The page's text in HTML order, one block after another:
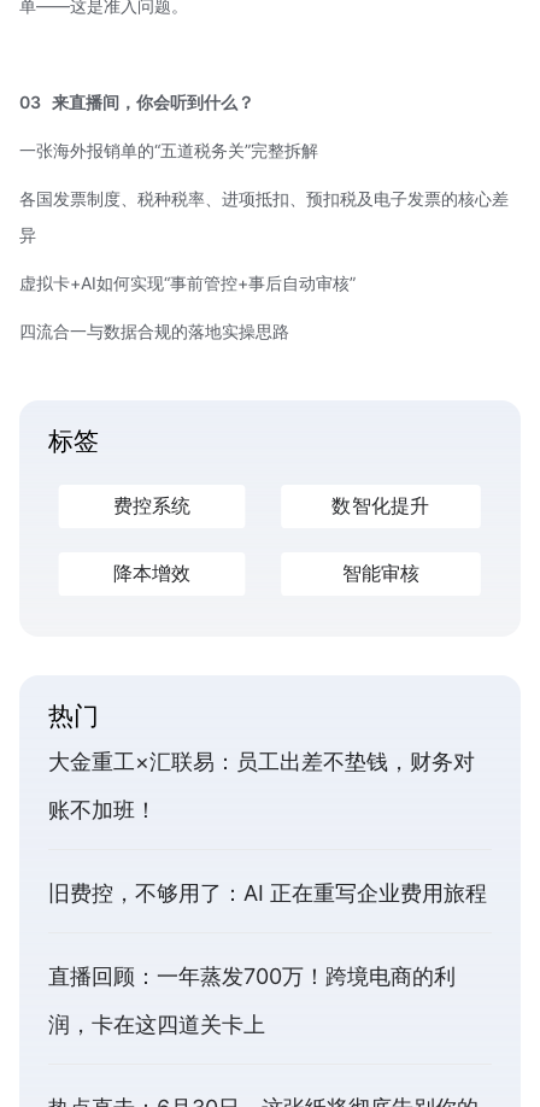
单——这是准入问题。
03 来直播间，你会听到什么？
一张海外报销单的“五道税务关”完整拆解
各国发票制度、税种税率、进项抵扣、预扣税及电子发票的核心差
异
虚拟卡+AI如何实现“事前管控+事后自动审核”
四流合一与数据合规的落地实操思路
标签
费控系统 数智化提升
降本增效 智能审核
热门
大金重工×汇联易：员工出差不垫钱，财务对
账不加班！
旧费控，不够用了：AI 正在重写企业费用旅程
直播回顾：一年蒸发700万！跨境电商的利
润，卡在这四道关卡上